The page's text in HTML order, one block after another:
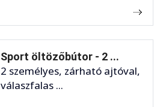
Sport öltözőbútor - 2 ...
2 személyes, zárható ajtóval,
válaszfalas ...